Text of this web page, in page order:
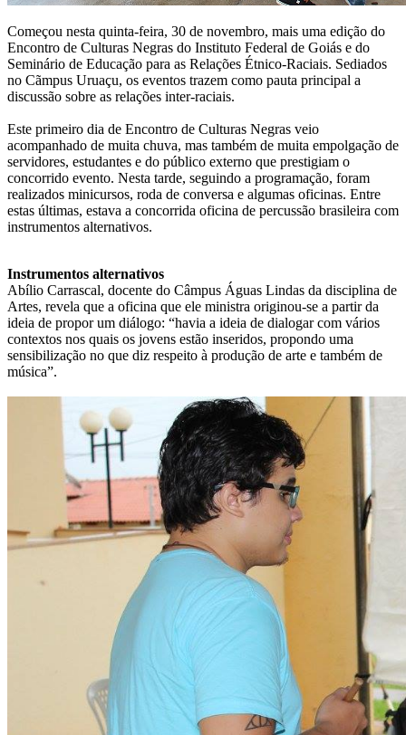
Começou nesta quinta-feira, 30 de novembro, mais uma edição do
Encontro de Culturas Negras do Instituto Federal de Goiás e do
Seminário de Educação para as Relações Étnico-Raciais. Sediados
no Cãmpus Uruaçu, os eventos trazem como pauta principal a
discussão sobre as relações inter-raciais.
Este primeiro dia de Encontro de Culturas Negras veio
acompanhado de muita chuva, mas também de muita empolgação de
servidores, estudantes e do público externo que prestigiam o
concorrido evento. Nesta tarde, seguindo a programação, foram
realizados minicursos, roda de conversa e algumas oficinas. Entre
estas últimas, estava a concorrida oficina de percussão brasileira com
instrumentos alternativos.
Instrumentos alternativos
Abílio Carrascal, docente do Câmpus Águas Lindas da disciplina de
Artes, revela que a oficina que ele ministra originou-se a partir da
ideia de propor um diálogo: “havia a ideia de dialogar com vários
contextos nos quais os jovens estão inseridos, propondo uma
sensibilização no que diz respeito à produção de arte e também de
música”.